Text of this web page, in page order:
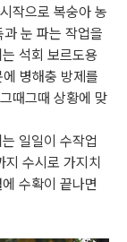
작으로 복숭아 농
눈 파는 작업을
석회 보르도용
병해충 방제를
때그때 상황에 맞
일일이 수작업
수시로 가지치
수확이 끝나면